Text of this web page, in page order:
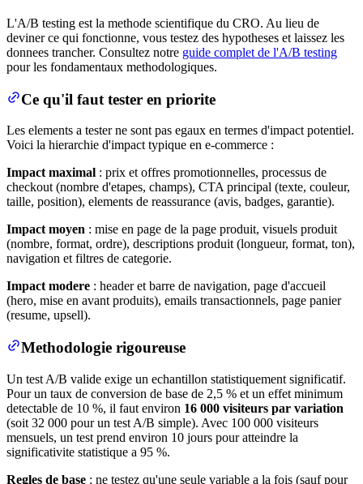
L'A/B testing est la methode scientifique du CRO. Au lieu de
deviner ce qui fonctionne, vous testez des hypotheses et laissez les
donnees trancher. Consultez notre guide complet de l'A/B testing
pour les fondamentaux methodologiques.
Ce qu'il faut tester en priorite
Les elements a tester ne sont pas egaux en termes d'impact potentiel.
Voici la hierarchie d'impact typique en e-commerce :
Impact maximal : prix et offres promotionnelles, processus de
checkout (nombre d'etapes, champs), CTA principal (texte, couleur,
taille, position), elements de reassurance (avis, badges, garantie).
Impact moyen : mise en page de la page produit, visuels produit
(nombre, format, ordre), descriptions produit (longueur, format, ton),
navigation et filtres de categorie.
Impact modere : header et barre de navigation, page d'accueil
(hero, mise en avant produits), emails transactionnels, page panier
(resume, upsell).
Methodologie rigoureuse
Un test A/B valide exige un echantillon statistiquement significatif.
Pour un taux de conversion de base de 2,5 % et un effet minimum
detectable de 10 %, il faut environ 16 000 visiteurs par variation
(soit 32 000 pour un test A/B simple). Avec 100 000 visiteurs
mensuels, un test prend environ 10 jours pour atteindre la
significativite statistique a 95 %.
Regles de base : ne testez qu'une seule variable a la fois (sauf pour